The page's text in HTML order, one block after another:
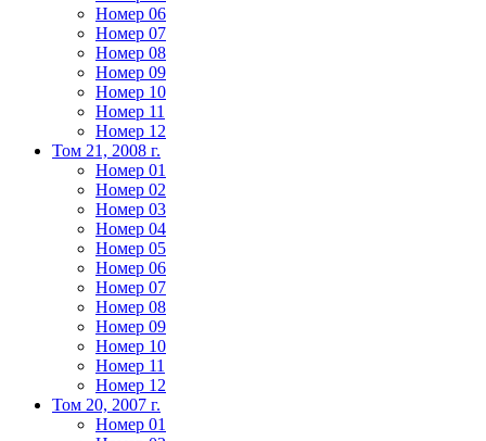
Номер 06
Номер 07
Номер 08
Номер 09
Номер 10
Номер 11
Номер 12
Том 21, 2008 г.
Номер 01
Номер 02
Номер 03
Номер 04
Номер 05
Номер 06
Номер 07
Номер 08
Номер 09
Номер 10
Номер 11
Номер 12
Том 20, 2007 г.
Номер 01